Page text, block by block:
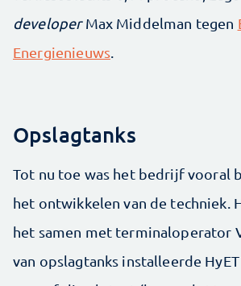
developerMax Middelman tegen
Energienieuws.
Opslagtanks
Tot nu toe was het bedrijf vooral
het ontwikkelen van de techniek.
het samen met terminaloperator
van opslagtanks installeerde